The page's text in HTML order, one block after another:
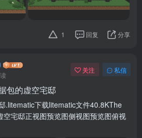
1 回复 分享
关注 私信
包的虚空宅邸
.litematic下载litematic文件40.8KThe
空宅邸正视图预览图侧视图预览图俯视